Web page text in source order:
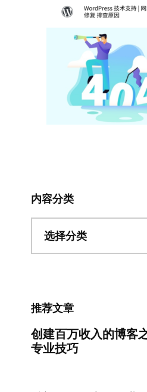
内容分类
分
推荐文章
创建百万收入的博客
专业技巧